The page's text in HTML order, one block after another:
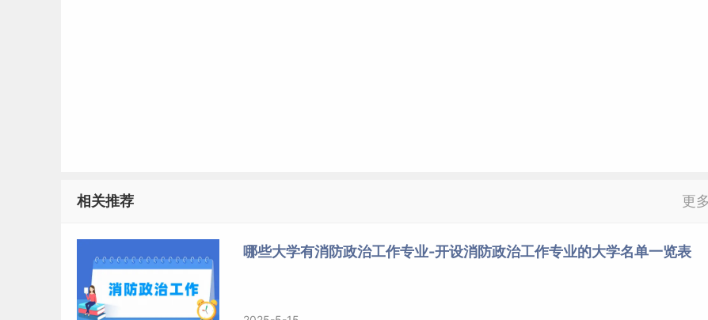
相关推荐 更多
哪些大学有消防政治工作专业-开设消防政治工作专业的大学名单一览表